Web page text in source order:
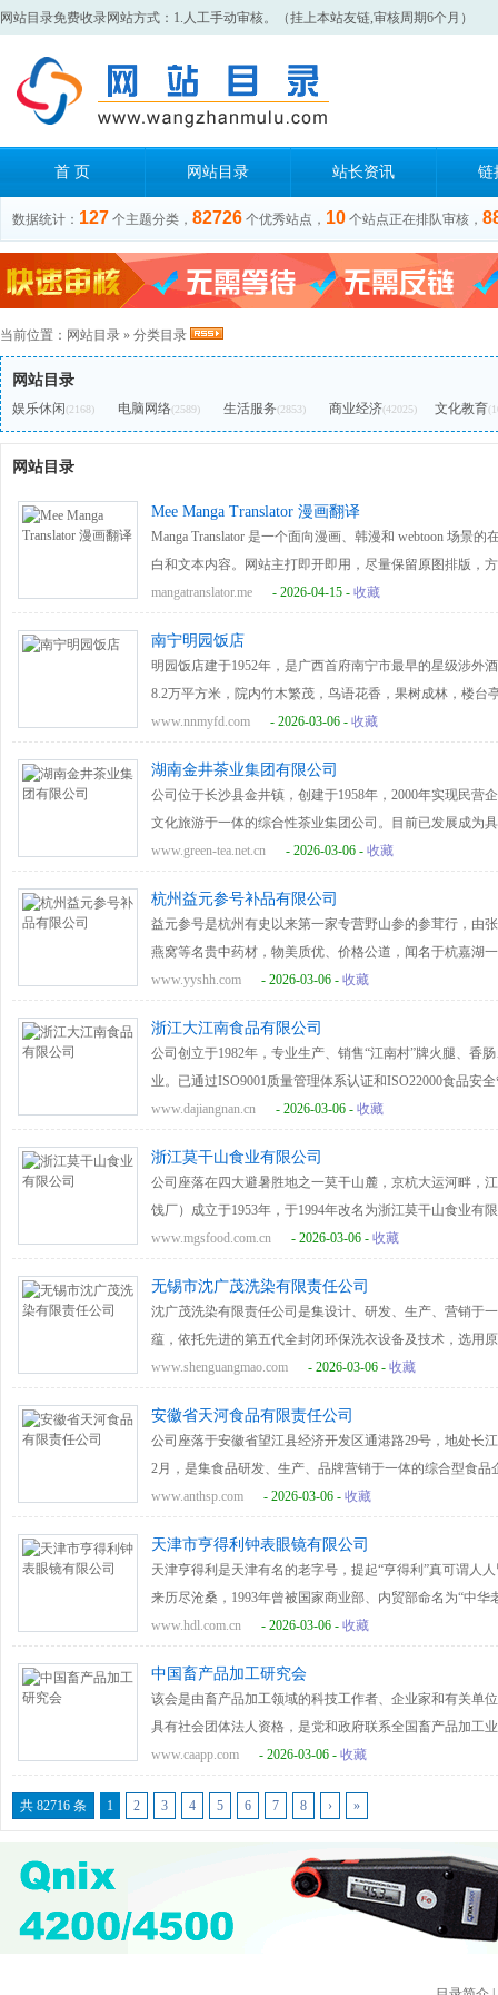
网站目录免费收录网站方式：1.人工手动审核。（挂上本站友链,审核周期6个月）
首 页 网站目录 站长资讯 链
数据统计： 127 个主题分类， 82726 个优秀站点， 10 个站点正在排队审核，
当前位置： 网站目录 » 分类目录
网站目录
娱乐休闲(2168) 电脑网络(2589) 生活服务(2853) 商业经济(42025) 文化教育
网站目录
Mee Manga Translator 漫画翻译
Manga Translator 是一个面向漫画、韩漫和 webtoon 场景
白和文本内容。网站主打即开即用，尽量保留原图排版，
读、辅助理解和内容处理等场景。
mangatranslator.me - 2026-04-15 - 收藏
南宁明园饭店
明园饭店建于1952年，是广西首府南宁市最早的星级涉外
8.2万平方米，院内竹木繁茂，鸟语花香，果树成林，楼
高级饭店。院内有二幢大楼，4幢别墅式小楼，拥有高、
个，特别是华丽宽敞的大礼堂，可同时接待400人开会或
获得全国最佳星级饭店，2001年荣升为四星级饭店，被评
的“中华老字号”称号。明园饭店曾接待过众多的中外领袖
召开中共中央政治局工作会议（南宁会议）。刘少奇、周
会议，分别住明园二、三、四、五号楼。1960年5月19日
1963年6月25日柬埔寨王国西哈努克国王下榻明园饭店五
的辉煌已载入史册，明园的今天和明天要靠广大干部员工
艰苦创业、开拓进取，在各界新朋老友的支持下，满怀希
www.nnmyfd.com - 2026-03-06 - 收藏
湖南金井茶业集团有限公司
公司位于长沙县金井镇，创建于1958年，2000年实现民营
文化旅游于一体的综合性茶业集团公司。目前已发展成为
业、中华老字号企业、全国科普惠农兴村先进单位、农业
和谐企业、湖南农业优势特色产业千亿产业标杆龙头企业
奖，2016年公司绿茶加工工艺被列入湖南省非物质文化遗
业劳动模范，得到了习近平总书记的亲切接见。2022年公
立了湖南省第一家省名优茶技术创新中心暨刘仲华院士团
金茶科技产业园建筑面积2.6万平方米。采取“龙头企业+合
亩，良种茶无性繁殖基地150亩，下辖6个加工厂，6个分
中绿华夏有机食品、欧盟有机认证、美国农业部有机认证
www.green-tea.net.cn - 2026-03-06 - 收藏
杭州益元参号补品有限公司
益元参号是杭州有史以来第一家专营野山参的参茸行，由
燕窝等名贵中药材，物美质优、价格公道，闻名于杭嘉湖
心产品，并同步发展出高端养生系列；冬虫夏草、燕窝、
www.yyshh.com - 2026-03-06 - 收藏
浙江大江南食品有限公司
公司创立于1982年，专业生产、销售“江南村”牌火腿、香
业。已通过ISO9001质量管理体系认证和ISO22000食品安
由国家工商行政管理总局核准注册。2003年“江南村”牌火
评为金华市非物质文化遗产传承基地。2010年被评为义乌
业等荣誉。江南村产品已销往北京、上海、新疆、山东、
入香港地区销售。与大润发、家乐福等知名超市合作，国
活消费需要为己任，向国内外消费者热忱提供放心消费的
www.dajiangnan.cn - 2026-03-06 - 收藏
浙江莫干山食业有限公司
公司座落在四大避暑胜地之一莫干山麓，京杭大运河畔
饯厂）成立于1953年，于1994年改名为浙江莫干山食业有
房占地面积3万多平方米，年生产规模可达3000吨以上，
的根本”。 公司拥有完善的生产设施、先进的检测设备、
美、酸甜、爽口、配方科学，制作精细，工艺先进，完整
“青（话）梅煮酒论英雄”，在国内外市场被消费者珍视为
沪、北京、青岛、南京、香港等大中型城市，更大量远销
多次省、市、国家级优质产品奖。“莫干山”牌系列蜜饯中
产品更荣获中国绿色食品A级产品。
www.mgsfood.com.cn - 2026-03-06 - 收藏
无锡市沈广茂洗染有限责任公司
沈广茂洗染有限责任公司是集设计、研发、生产、营销于
蕴，依托先进的第五代全封闭环保洗衣设备及技术，选用
着对洗衣行业的独特理解, 以精立业、以质取胜；让每一
Versace, Tiffany, Coach, MaxMara, Loewe的服务商, 致力
的“老字号”洗衣品牌。品牌创立沈广茂创建于清朝光绪三
锡北大街开设了一家丝绸的布庄，随着社会发展和生活观
水洗、熨烫、染色项目; 衣服的织补项目。经过时代的变
改为专业的服装洗染，正式定名为无锡市沈广茂洗染店，
年老店，被授予“老字号”称号，是中国洗染行业协会发起
www.shenguangmao.com - 2026-03-06 - 收藏
安徽省天河食品有限责任公司
公司座落于安徽省望江县经济开发区通港路29号，地处长
2月，是集食品研发、生产、品牌营销于一体的综合型食
业化龙头企业”、 “安庆市生产加工型优秀龙头企业”，被
管理体系评定证书”。安徽省天河食品有限责任公司公司占
内先进的自动化流水线生产设备，高标准的无菌生产车间
流的研发人员、管理人才及销售精英。日产能达80余吨。
境管理体系认证和ISO45001职业健康安全管理体系。公
馅国内首创，公司本着以质量立业、市场拓业、文化兴业
合作关系。
www.anthsp.com - 2026-03-06 - 收藏
天津市亨得利钟表眼镜有限公司
天津亨得利是天津有名的老字号，提起“亨得利”真可谓人
来历尽沧桑，1993年曾被国家商业部、内贸部命名为“中
会“亨得利、亨达利”(钟表)商业分会的理事长单位。
www.hdl.com.cn - 2026-03-06 - 收藏
中国畜产品加工研究会
该会是由畜产品加工领域的科技工作者、企业家和有关单
具有社会团体法人资格，是党和政府联系全国畜产品加工
畜产品加工业科技发展的主要社会力量。团结和组织广大
技工作者及后备人才，形成政府相关决策的科技智囊团队
社会主义核心价值观，弘扬爱国主义精神，遵守社会道德
接受政府业务部门委托的工作，向政府和有关部门提出我
开展国内外畜产品行业学科的学术交流和科技合作，提高
www.caapp.com - 2026-03-06 - 收藏
共 82716 条 1 2 3 4 5 6 7 8 › »